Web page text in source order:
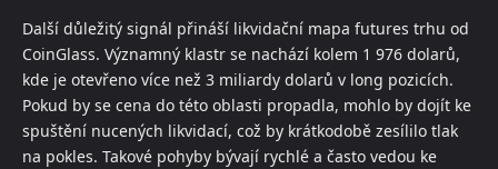
Další důležitý signál přináší likvidační mapa futures trhu od
CoinGlass. Významný klastr se nachází kolem 1 976 dolarů,
kde je otevřeno více než 3 miliardy dolarů v long pozicích.
Pokud by se cena do této oblasti propadla, mohlo by dojít ke
spuštění nucených likvidací, což by krátkodobě zesílilo tlak
na pokles. Takové pohyby bývají rychlé a často vedou ke